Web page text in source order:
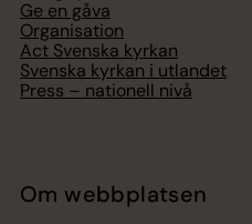
Ge en gåva
Organisation
Act Svenska kyrkan
Svenska kyrkan i utlandet
Press – nationell nivå
Om webbplatsen